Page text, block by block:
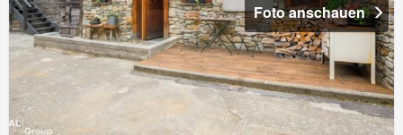
Foto anschauen